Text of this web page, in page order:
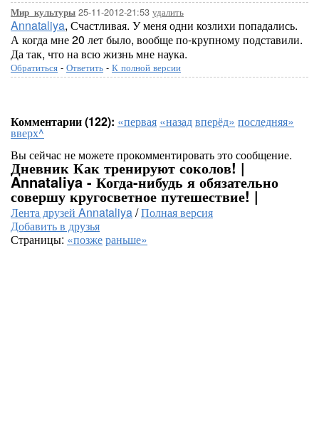
Мир_культуры 25-11-2012-21:53 удалить
Annataliya, Счастливая. У меня одни козлихи попадались.
А когда мне 20 лет было, вообще по-крупному подставили.
Да так, что на всю жизнь мне наука.
Обратиться - Ответить - К полной версии
Комментарии (122): «первая «назадвперёд» последняя»
вверх^
Вы сейчас не можете прокомментировать это сообщение.
Дневник Как тренируют соколов! |
Annataliya - Когда-нибудь я обязательно
совершу кругосветное путешествие! |
Лента друзей Annataliya/Полная версия
Добавить в друзья
Страницы: «позжераньше»